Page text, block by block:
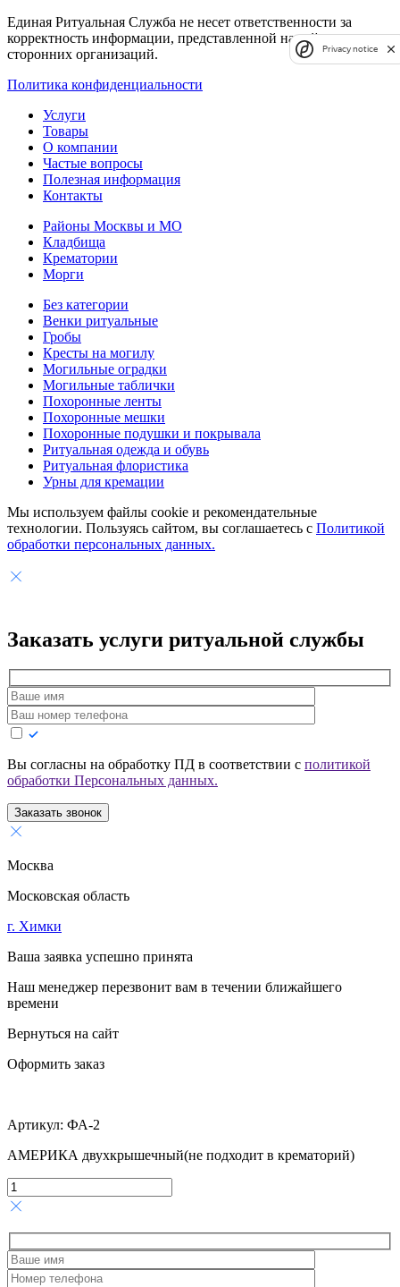
Единая Ритуальная Служба не несет ответственности за
корректность информации, представленной на сайтах
сторонних организаций.
Политика конфиденциальности
Услуги
Товары
О компании
Частые вопросы
Полезная информация
Контакты
Районы Москвы и МО
Кладбища
Крематории
Морги
Без категории
Венки ритуальные
Гробы
Кресты на могилу
Могильные оградки
Могильные таблички
Похоронные ленты
Похоронные мешки
Похоронные подушки и покрывала
Ритуальная одежда и обувь
Ритуальная флористика
Урны для кремации
Мы используем файлы cookie и рекомендательные
технологии. Пользуясь сайтом, вы соглашаетесь с Политикой
обработки персональных данных.
Заказать услуги ритуальной службы
Вы согласны на обработку ПД в соответствии с политикой
обработки Персональных данных.
Заказать звонок
Москва
Московская область
г. Химки
Ваша заявка успешно принята
Наш менеджер перезвонит вам в течении ближайшего
времени
Вернуться на сайт
Оформить заказ
Артикул: ФА-2
АМЕРИКА двухкрышечный(не подходит в крематорий)
Privacy notice